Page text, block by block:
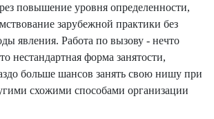
повышение уровня определенности,
зарубежной практики без
явления. Работа по вызову - нечто
нестандартная форма занятости,
больше шансов занять свою нишу при
схожими способами организации